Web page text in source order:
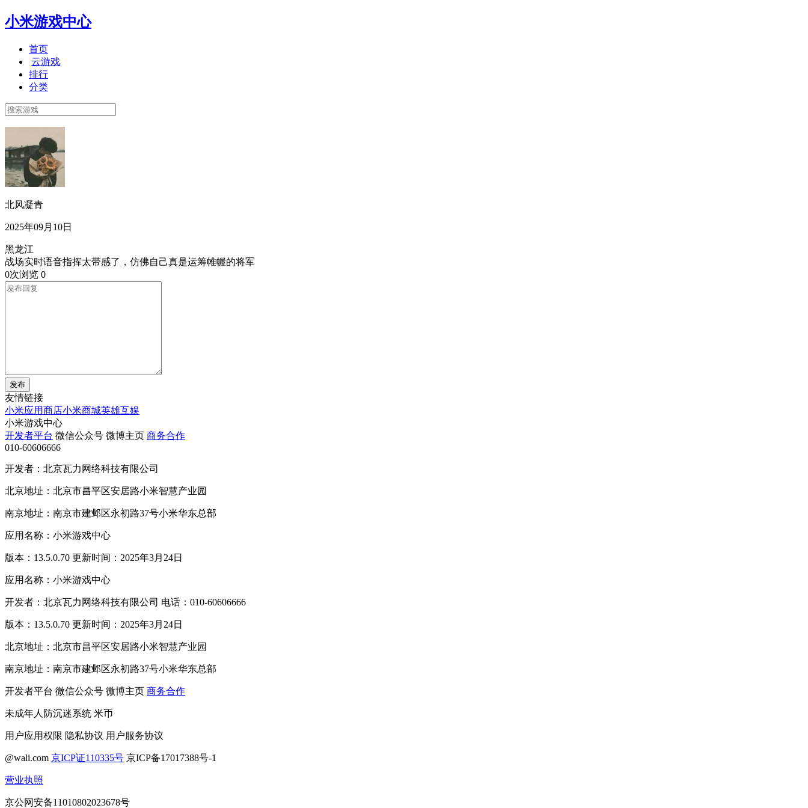
小米游戏中心
首页
云游戏
排行
分类
北风凝青
2025年09月10日
黑龙江
战场实时语音指挥太带感了，仿佛自己真是运筹帷幄的将军
0次浏览 0
发布
友情链接
小米应用商店小米商城英雄互娱
小米游戏中心
开发者平台 微信公众号 微博主页 商务合作
010-60606666
开发者：北京瓦力网络科技有限公司
北京地址：北京市昌平区安居路小米智慧产业园
南京地址：南京市建邺区永初路37号小米华东总部
应用名称：小米游戏中心
版本：13.5.0.70 更新时间：2025年3月24日
应用名称：小米游戏中心
开发者：北京瓦力网络科技有限公司 电话：010-60606666
版本：13.5.0.70 更新时间：2025年3月24日
北京地址：北京市昌平区安居路小米智慧产业园
南京地址：南京市建邺区永初路37号小米华东总部
开发者平台 微信公众号 微博主页 商务合作
未成年人防沉迷系统 米币
用户应用权限 隐私协议 用户服务协议
@wali.com 京ICP证110335号 京ICP备17017388号-1
营业执照
京公网安备11010802023678号